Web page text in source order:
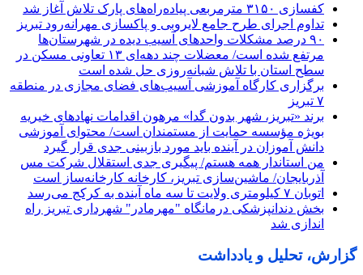
کفسازی ۳۱۵۰ مترمربعی پیاده‌راه‌های پارک تلاش آغاز شد
تداوم اجرای طرح جامع لایروبی و پاکسازی مهرانه‌رود تبریز
٩٠ درصد مشکلات واحدهای آسیب دیده در شهرستان‌ها
مرتفع شده است/ معضلات چند دهه‌ای ١٣ تعاونی مسکن در
سطح استان با تلاش شبانه‌روزی حل شده است
برگزاری کارگاه آموزشی آسیب‌های فضای مجازی در منطقه
۷ تبریز
برند «تبریز، شهر بدون گدا» مرهون اقدامات نهادهای خیریه
بویژه مؤسسه حمایت از مستمندان است/ محتوای آموزشی
دانش آموزان در آینده باید مورد بازبینی جدی قرار گیرد
من استاندار همه هستم/ پیگیری جدی استقلال شرکت مس
آذربایجان/ ماشین‌سازی تبریز، کارخانه کارخانه‌ساز است
اتوبان ۷ کیلومتری ولایت تا سه ماه آینده به کرکج می‌رسد
بخش دندانپزشکی درمانگاه "مهرمادر" شهرداری تبریز راه
اندازی شد
گزارش، تحلیل و یادداشت